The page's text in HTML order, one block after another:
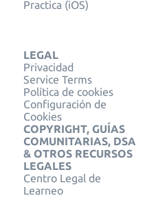
Practica (iOS)
LEGAL
Privacidad
Service Terms
Política de cookies
Configuración de
Cookies
COPYRIGHT, GUÍAS
COMUNITARIAS, DSA
& OTROS RECURSOS
LEGALES
Centro Legal de
Learneo